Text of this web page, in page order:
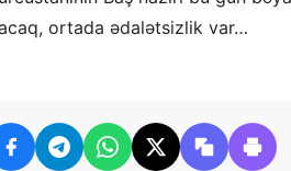
ortada ədalətsizlik var…